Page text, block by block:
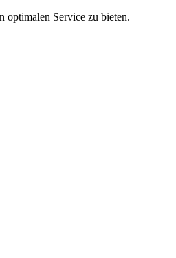
optimalen Service zu bieten.